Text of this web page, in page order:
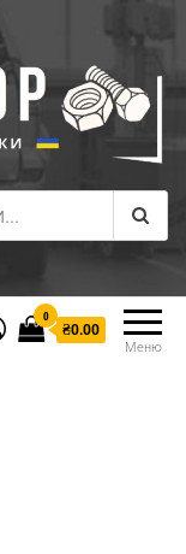
Меню
0
₴0.00